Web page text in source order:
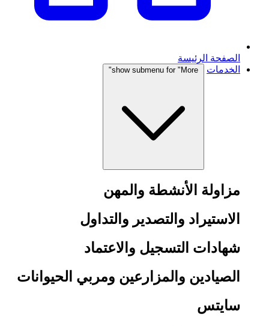
الصفحة الرئيسة
الخدمات
show submenu for "More"
مزاولة الأنشطة والمهن
الاستيراد والتصدير والتداول
شهادات التسجيل والاعتماد
الصيادين والمزارعين ومربي الحيوانات
سايتس